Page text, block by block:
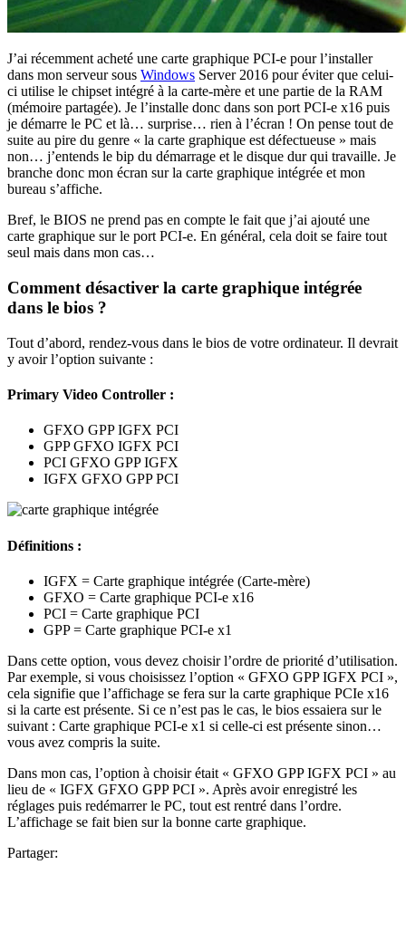
J’ai récemment acheté une carte graphique PCI-e pour l’installer
dans mon serveur sous Windows Server 2016 pour éviter que celui-
ci utilise le chipset intégré à la carte-mère et une partie de la RAM
(mémoire partagée). Je l’installe donc dans son port PCI-e x16 puis
je démarre le PC et là… surprise… rien à l’écran ! On pense tout de
suite au pire du genre « la carte graphique est défectueuse » mais
non… j’entends le bip du démarrage et le disque dur qui travaille. Je
branche donc mon écran sur la carte graphique intégrée et mon
bureau s’affiche.
Bref, le BIOS ne prend pas en compte le fait que j’ai ajouté une
carte graphique sur le port PCI-e. En général, cela doit se faire tout
seul mais dans mon cas…
Comment désactiver la carte graphique intégrée
dans le bios ?
Tout d’abord, rendez-vous dans le bios de votre ordinateur. Il devrait
y avoir l’option suivante :
Primary Video Controller :
GFXO GPP IGFX PCI
GPP GFXO IGFX PCI
PCI GFXO GPP IGFX
IGFX GFXO GPP PCI
Définitions :
IGFX = Carte graphique intégrée (Carte-mère)
GFXO = Carte graphique PCI-e x16
PCI = Carte graphique PCI
GPP = Carte graphique PCI-e x1
Dans cette option, vous devez choisir l’ordre de priorité d’utilisation.
Par exemple, si vous choisissez l’option « GFXO GPP IGFX PCI »,
cela signifie que l’affichage se fera sur la carte graphique PCIe x16
si la carte est présente. Si ce n’est pas le cas, le bios essaiera sur le
suivant : Carte graphique PCI-e x1 si celle-ci est présente sinon…
vous avez compris la suite.
Dans mon cas, l’option à choisir était « GFXO GPP IGFX PCI » au
lieu de « IGFX GFXO GPP PCI ». Après avoir enregistré les
réglages puis redémarrer le PC, tout est rentré dans l’ordre.
L’affichage se fait bien sur la bonne carte graphique.
Partager: